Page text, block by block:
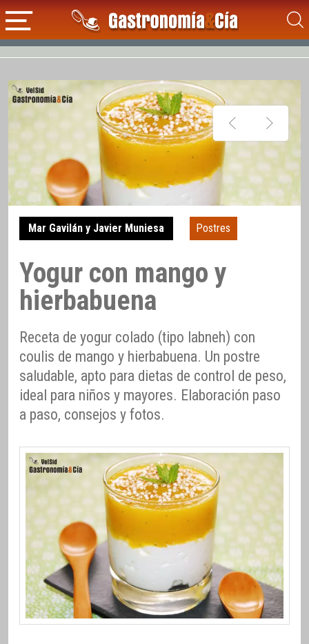
Mar Gavilán y Javier Muniesa Postres
Yogur con mango y
hierbabuena
Receta de yogur colado (tipo labneh) con
coulis de mango y hierbabuena. Un postre
saludable, apto para dietas de control de peso,
ideal para niños y mayores. Elaboración paso
a paso, consejos y fotos.